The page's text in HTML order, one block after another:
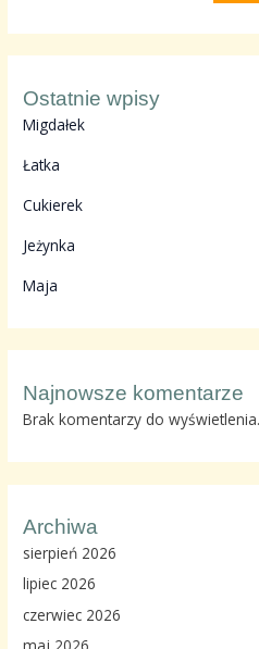
Ostatnie wpisy
Migdałek
Łatka
Cukierek
Jeżynka
Maja
Najnowsze komentarze
Brak komentarzy do wyświetlenia.
Archiwa
sierpień 2026
lipiec 2026
czerwiec 2026